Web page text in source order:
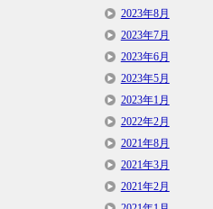
2023年8月
2023年7月
2023年6月
2023年5月
2023年1月
2022年2月
2021年8月
2021年3月
2021年2月